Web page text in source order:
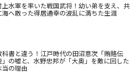
上水軍を率いた戦国武将！幼い弟を支え、共
海へ散った得居通幸の波乱に満ちた生涯
科書と違う！江戸時代の田沼意次「賄賂伝
」の嘘と、水野忠邦が「大奥」を敵に回した
当の理由